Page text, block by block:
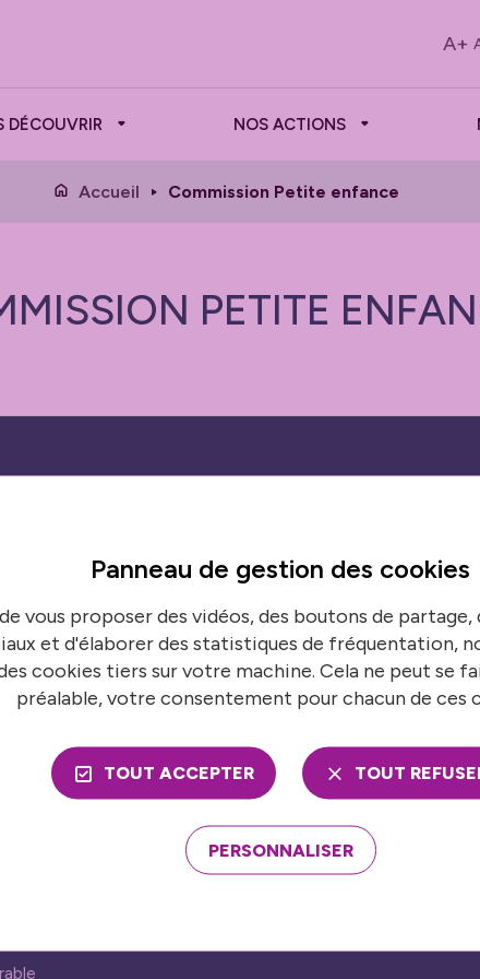
A+
DÉCOUVRIR NOS ACTIONS
Accueil Commission Petite enfance
PETITE
en temps réel
de France urbaine pour suivre toutes nos
Nos publications
Presse
Panneau de gestion des cookies
vous proposer des vidéos, des boutons de
et d'élaborer des statistiques de fréquentation,
cookies tiers sur votre machine. Cela ne peut se
préalable, votre consentement pour chacun de ces
TOUT ACCEPTER TOUT
PERSONNALISER